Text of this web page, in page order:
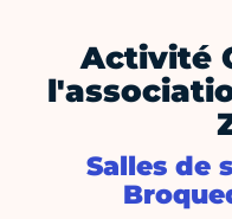
Activité
Salles de